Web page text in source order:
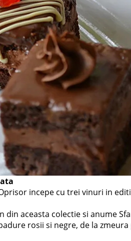
incepe cu trei vinuri in
din aceasta colectie si anume
rosii si negre, de la zmeura